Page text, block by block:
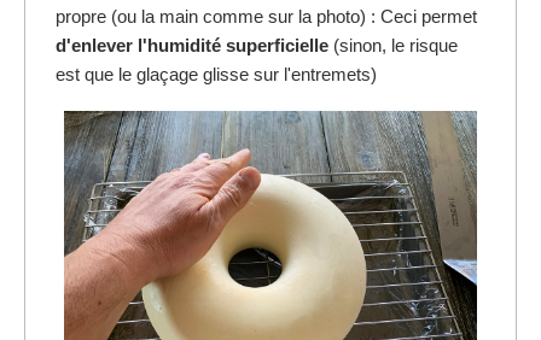
propre (ou la main comme sur la photo) : Ceci permet
d'enlever l'humidité superficielle (sinon, le risque
est que le glaçage glisse sur l'entremets)